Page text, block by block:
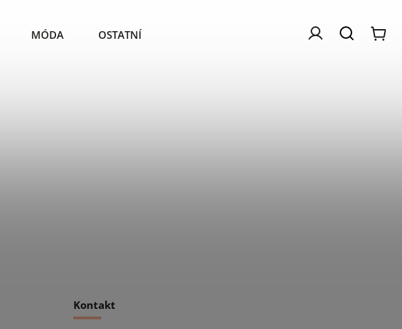
MÓDA OSTATNÍ NÁŠ PŘÍBĚH BLOG
Kontakt